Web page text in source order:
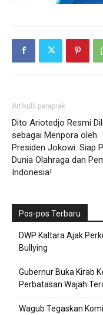
Artikulli paraprak
Dito Ariotedjo Resmi
sebagai Menpora oleh
Presiden Jokowi: Siap
Dunia Olahraga dan
Indonesia!
Pos-pos Terbaru
DWP Kaltara Ajak
Bullying
Gubernur Buka Kirab
Perbatasan Wajah
Wagub Tegaskan